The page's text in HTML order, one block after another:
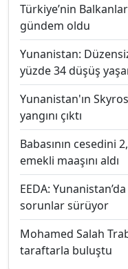
Türkiye’nin
gündem oldu
Yunanistan:
yüzde 34 düşüş
Yunanistan'ın
yangını çıktı
Babasının cesedini
emekli maaşını aldı
EEDA:
sorunlar sürüyor
Mohamed Salah
taraftarla buluştu